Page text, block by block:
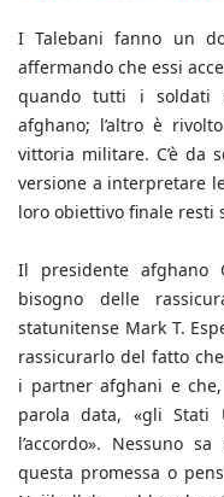
I Talebani fanno un
affermando che essi
quando tutti i soldati
afghano; l’altro è
vittoria militare. C’è da
versione a interpretare
loro obiettivo finale resti
Il presidente afghano
bisogno delle
statunitense Mark T.
rassicurarlo del fatto
i partner afghani e
parola data, «gli Stati
l’accordo». Nessuno
questa promessa o